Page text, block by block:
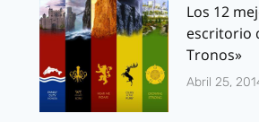
Los 12
escritorio
Tronos»
Abril 25,